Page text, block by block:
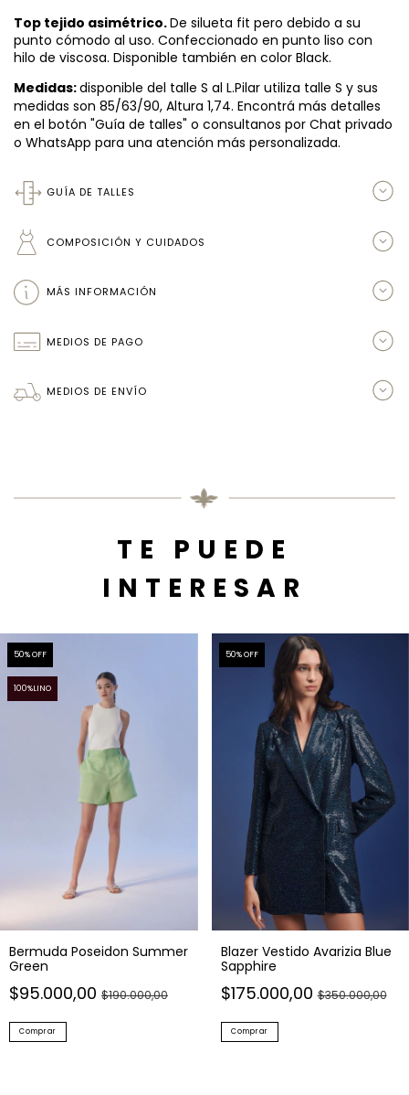
Top tejido asimétrico.De silueta fit pero debido a su
punto cómodo al uso. Confeccionado en punto liso con
hilo de viscosa. Disponible también en color Black.
Medidas:disponible del talle S al L.Pilar utiliza talle S y sus
medidas son 85/63/90, Altura 1,74. Encontrá más detalles
en el botón "Guía de talles" o consultanos por Chat privado
o WhatsApp para una atención más personalizada.
GUÍA DE TALLES
COMPOSICIÓN Y CUIDADOS
MÁS INFORMACIÓN
MEDIOS DE PAGO
MEDIOS DE ENVÍO
TE PUEDE
INTERESAR
50% OFF
100%LINO
Bermuda Poseidon Summer
Green
$95.000,00 $190.000,00
Comprar
50% OFF
Blazer Vestido Avarizia Blue
Sapphire
$175.000,00$350.000,00
Comprar